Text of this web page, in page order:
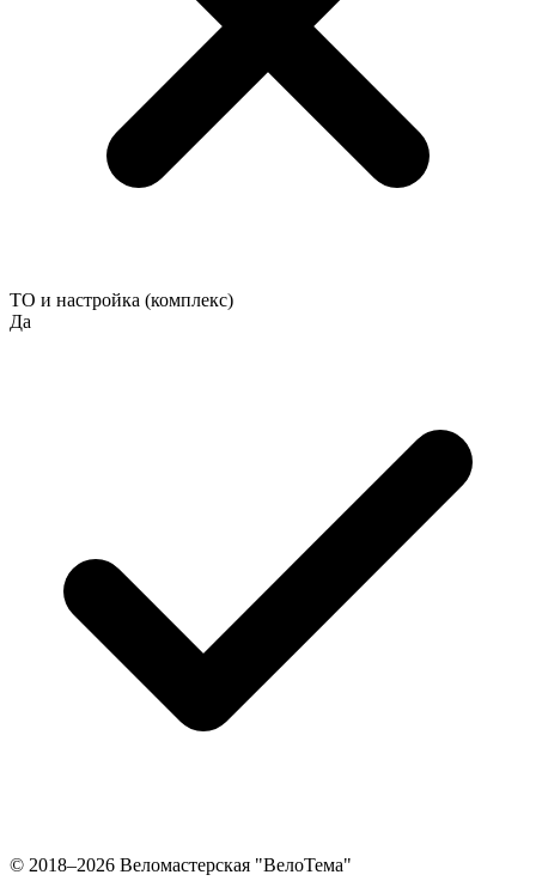
ТО и настройка (комплекс)
Да
© 2018–2026 Веломастерская "ВелоТема"